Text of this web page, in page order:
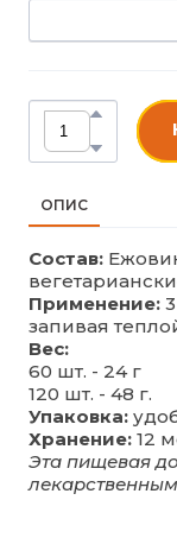
ОПИС
Состав:
Применение:
запивая
Вес:
60 шт. - 24 г
120 шт. - 48 г.
Упаковка:
Хранение: 12
Эта пищевая